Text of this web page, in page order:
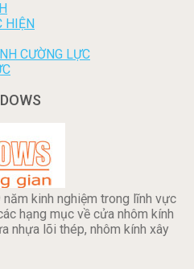
HIỆN
CƯỜNG LỰC
kinh nghiệm trong lĩnh vực
hạng mục về cửa nhôm kính
nhựa lõi thép, nhôm kính xây